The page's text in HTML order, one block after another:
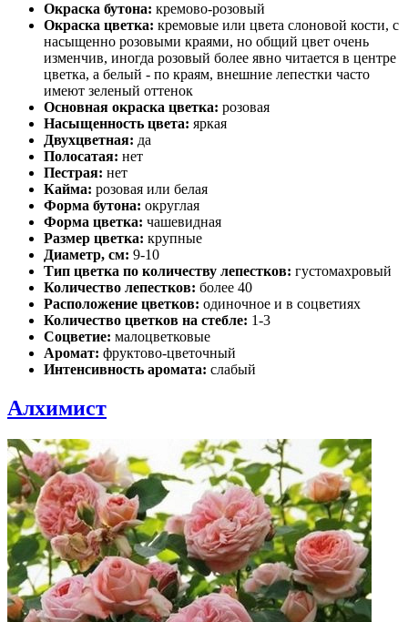
Окраска бутона: кремово-розовый
Окраска цветка: кремовые или цвета слоновой кости, с
насыщенно розовыми краями, но общий цвет очень
изменчив, иногда розовый более явно читается в центре
цветка, а белый - по краям, внешние лепестки часто
имеют зеленый оттенок
Основная окраска цветка: розовая
Насыщенность цвета: яркая
Двухцветная: да
Полосатая: нет
Пестрая: нет
Кайма: розовая или белая
Форма бутона: округлая
Форма цветка: чашевидная
Размер цветка: крупные
Диаметр, см: 9-10
Тип цветка по количеству лепестков: густомахровый
Количество лепестков: более 40
Расположение цветков: одиночное и в соцветиях
Количество цветков на стебле: 1-3
Соцветие: малоцветковые
Аромат: фруктово-цветочный
Интенсивность аромата: слабый
Алхимист